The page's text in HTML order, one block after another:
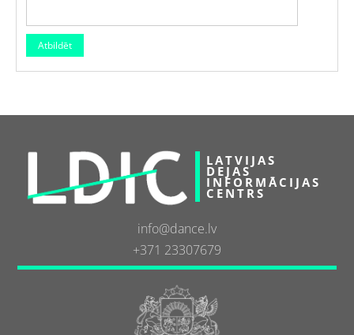
LATVIJAS
DEJAS
INFORMĀCIJAS
CENTRS
info@dance.lv
+371 23307679